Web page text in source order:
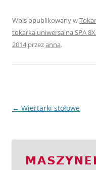
Wpis opublikowany w
tokarka uniwersalna SPA
2014przezanna.
Nawigacja
← Wiertarki stołowe